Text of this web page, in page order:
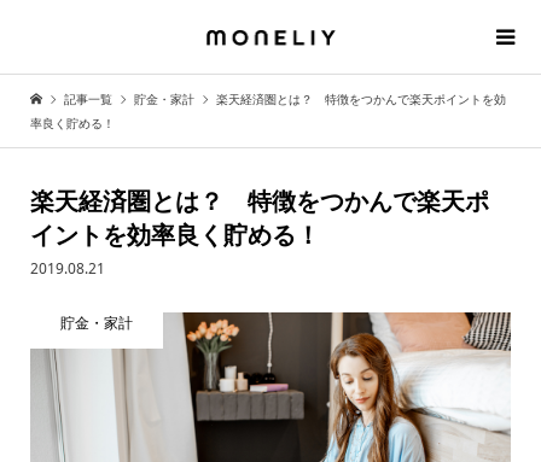
記事一覧 貯金・家計
楽天経済圏とは？ 特徴をつかんで楽天ポイントを効
率良く貯める！
楽天経済圏とは？ 特徴をつかんで楽天ポ
イントを効率良く貯める！
2019.08.21
貯金・家計